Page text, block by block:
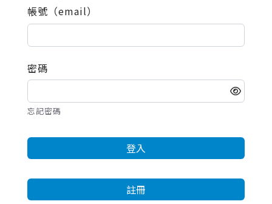
帳號（email）
密碼
忘記密碼
登入
註冊